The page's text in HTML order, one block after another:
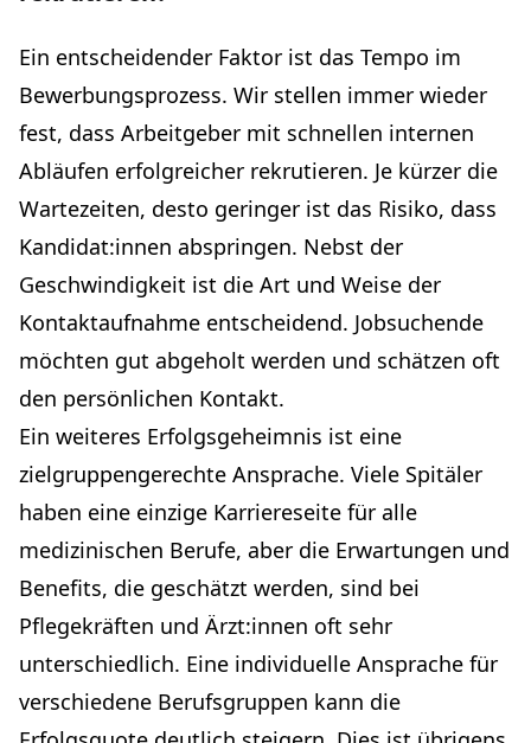
Ein entscheidender Faktor ist das Tempo im
Bewerbungsprozess. Wir stellen immer wieder
fest, dass Arbeitgeber mit schnellen internen
Abläufen erfolgreicher rekrutieren. Je kürzer die
Wartezeiten, desto geringer ist das Risiko, dass
Kandidat:innen abspringen. Nebst der
Geschwindigkeit ist die Art und Weise der
Kontaktaufnahme entscheidend. Jobsuchende
möchten gut abgeholt werden und schätzen oft
den persönlichen Kontakt.
Ein weiteres Erfolgsgeheimnis ist eine
zielgruppengerechte Ansprache. Viele Spitäler
haben eine einzige Karriereseite für alle
medizinischen Berufe, aber die Erwartungen und
Benefits, die geschätzt werden, sind bei
Pflegekräften und Ärzt:innen oft sehr
unterschiedlich. Eine individuelle Ansprache für
verschiedene Berufsgruppen kann die